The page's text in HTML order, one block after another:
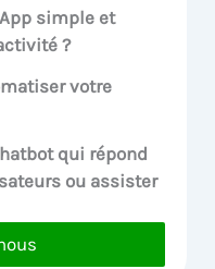
simple et
?
votre
qui répond
ou assister